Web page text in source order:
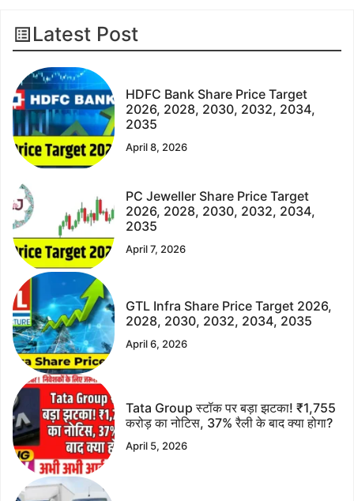
Latest Post
HDFC Bank Share Price Target
2026, 2028, 2030, 2032, 2034,
2035
April 8, 2026
PC Jeweller Share Price Target
2026, 2028, 2030, 2032, 2034,
2035
April 7, 2026
GTL Infra Share Price Target 2026,
2028, 2030, 2032, 2034, 2035
April 6, 2026
Tata Group स्टॉक पर बड़ा झटका! ₹1,755
करोड़ का नोटिस, 37% रैली के बाद क्या होगा?
April 5, 2026